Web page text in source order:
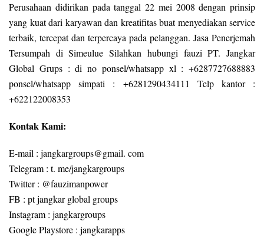
Perusahaan didirikan pada tanggal 22 mei 2008 dengan prinsip
yang kuat dari karyawan dan kreatifitas buat menyediakan service
terbaik, tercepat dan terpercaya pada pelanggan. Jasa Penerjemah
Tersumpah di Simeulue Silahkan hubungi fauzi PT. Jangkar
Global Grups : di no ponsel/whatsapp xl : +6287727688883
ponsel/whatsapp simpati : +6281290434111 Telp kantor :
+622122008353
Kontak Kami:
E-mail : jangkargroups@gmail. com
Telegram : t. me/jangkargroups
Twitter : @fauzimanpower
FB : pt jangkar global groups
Instagram : jangkargroups
Google Playstore : jangkarapps